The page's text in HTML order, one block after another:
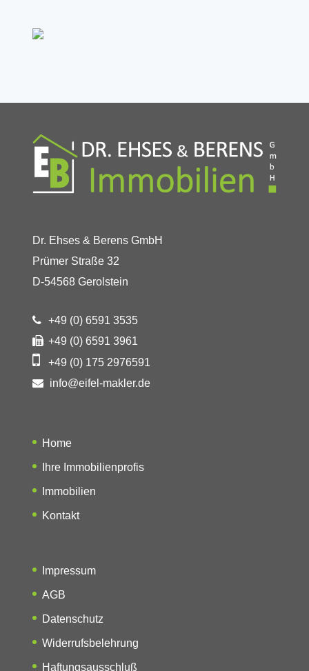
Dr. Ehses & Berens GmbH
Prümer Straße 32
D-54568 Gerolstein
+49 (0) 6591 3535
+49 (0) 6591 3961
+49 (0) 175 2976591
info@eifel-makler.de
Home
Ihre Immobilienprofis
Immobilien
Kontakt
Impressum
AGB
Datenschutz
Widerrufsbelehrung
Haftungsausschluß